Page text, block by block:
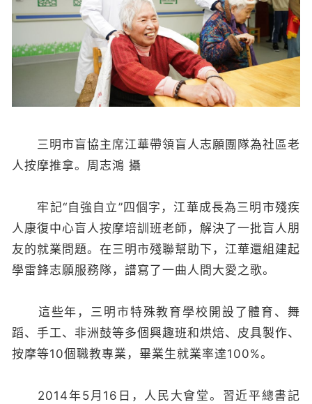
三明市盲協主席江華帶領盲人志願團隊為社區老
人按摩推拿。周志鴻 攝
牢記“自強自立”四個字，江華成長為三明市殘疾
人康復中心盲人按摩培訓班老師，解決了一批盲人朋
友的就業問題。在三明市殘聯幫助下，江華還組建起
學雷鋒志願服務隊，譜寫了一曲人間大愛之歌。
這些年，三明市特殊教育學校開設了體育、舞
蹈、手工、非洲鼓等多個興趣班和烘焙、皮具製作、
按摩等10個職教專業，畢業生就業率達100%。
2014年5月16日，人民大會堂。習近平總書記